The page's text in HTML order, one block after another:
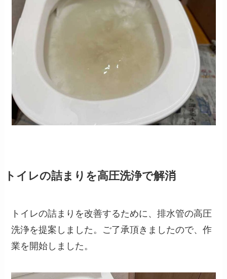
トイレの詰まりを高圧洗浄で解消
トイレの詰まりを改善するために、排水管の高圧
洗浄を提案しました。ご了承頂きましたので、作
業を開始しました。